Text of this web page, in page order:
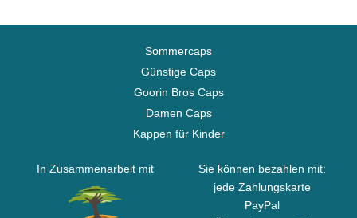
Sommercaps
Günstige Caps
Goorin Bros Caps
Damen Caps
Kappen für Kinder
In Zusammenarbeit mit
Sie können bezahlen mit:
jede Zahlungskarte
PayPal